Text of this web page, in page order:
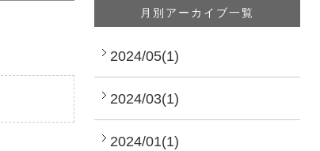
月別アーカイブ一覧
2024/05(1)
2024/03(1)
2024/01(1)